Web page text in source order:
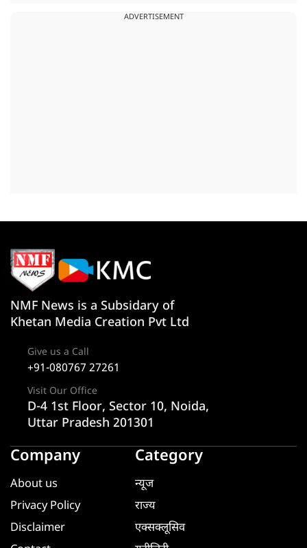
ADVERTISEMENT
NMF News is a Subsidary of
Khetan Media Creation Pvt Ltd
Give us a Call
+91-080767 27261
Visit Our Office
D-4 1st Floor, Sector 10, Noida,
Uttar Pradesh 201301
Company
About us
Privacy Policy
Disclaimer
Category
न्यूज
राज्य
एक्सक्लूसिव